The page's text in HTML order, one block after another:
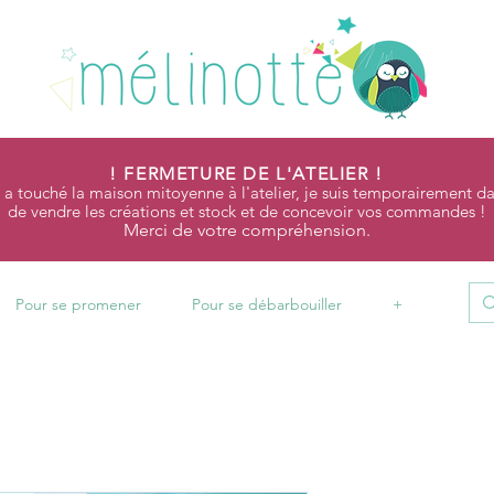
! FERMETURE DE L'ATELIER !
touché la maison mitoyenne à l'atelier, je suis temporairement
de vendre les créations et stock et de concevoir vos commandes !
Merci de votre compréhension.
Pour se promener Pour se débarbouiller +